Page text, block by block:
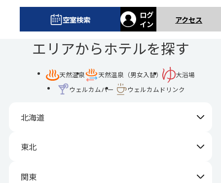
空室検索
ログ
イン
アクセス
エリアからホテルを探す
天然温泉 天然温泉（男女入替）
大浴場
ウェルカムバー
ウェルカムドリンク
北海道
東北
関東